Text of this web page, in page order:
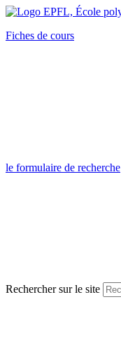
Fiches de cours
le formulaire de recherche
Rechercher sur le site